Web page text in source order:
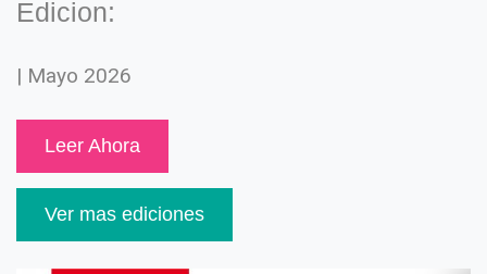
Edicion:
| Mayo 2026
Leer Ahora
Ver mas ediciones